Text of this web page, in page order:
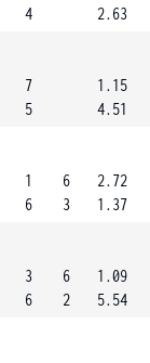
4
2.63
7
5
1.15
4.51
1
6
6
3
2.72
1.37
3
6
6
2
1.09
5.54